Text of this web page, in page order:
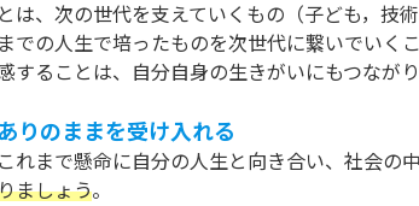
とは、次の世代を支えていくもの（子ども，技
までの人生で培ったものを次世代に繋いでいく
することは、自分自身の生きがいにもつなが
りのままを受け入れる
これまで懸命に自分の人生と向き合い、社会の
ましょう。